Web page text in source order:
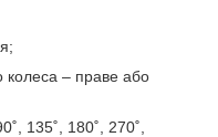
колеса – праве або
135˚, 180˚, 270˚,